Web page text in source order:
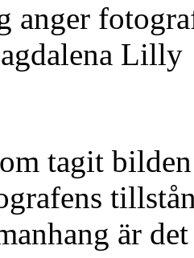
anger
Lilly
tagit
är